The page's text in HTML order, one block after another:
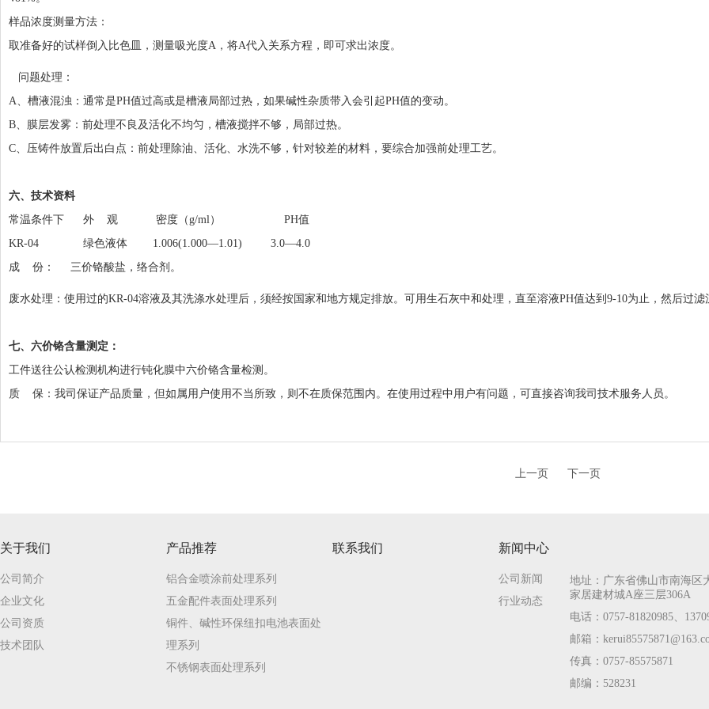
样品浓度测量方法：
取准备好的试样倒入比色皿，测量吸光度A，将A代入关系方程，即可求出浓度。
问题处理：
A、槽液混浊：通常是PH值过高或是槽液局部过热，如果碱性杂质带入会引起PH值的变动。
B、膜层发雾：前处理不良及活化不均匀，槽液搅拌不够，局部过热。
C、压铸件放置后出白点：前处理除油、活化、水洗不够，针对较差的材料，要综合加强前处理工艺。
六、技术资料
常温条件下 外 观 密度（g/ml） PH值
KR-04 绿色液体 1.006(1.000—1.01) 3.0—4.0
成 份： 三价铬酸盐，络合剂。
废水处理：使用过的KR-04溶液及其洗涤水处理后，须经按国家和地方规定排放。可用生石灰中和处理，直至溶液PH值达到9-10为止，然后过滤
七、六价铬含量测定：
工件送往公认检测机构进行钝化膜中六价铬含量检测。
质 保：我司保证产品质量，但如属用户使用不当所致，则不在质保范围内。在使用过程中用户有问题，可直接咨询我司技术服务人员。
上一页 下一页
地址：广东省佛山市南海区
家居建材城A座三层306A
电话：0757-81820985、
邮箱：
传真：0757-85575871
邮编：528231
关于我们
公司简介
企业文化
公司资质
技术团队
产品推荐
铝合金喷涂前处理系列
五金配件表面处理系列
铜件、碱性环保纽扣电池表面处
理系列
不锈钢表面处理系列
联系我们 新闻中心
公司新闻
行业动态